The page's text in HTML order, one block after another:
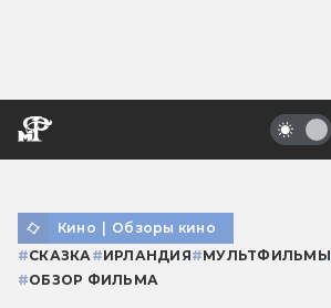
Кино | Обзоры кино
#СКАЗКА #ИРЛАНДИЯ#МУЛЬТФИЛЬМЫ
#ОБЗОР ФИЛЬМА